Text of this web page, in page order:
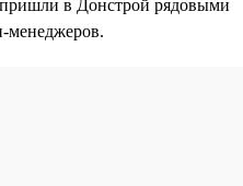
в Донстрой рядовыми
менеджеров.